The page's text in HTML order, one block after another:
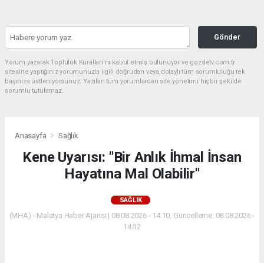
Gönder
Yorum yazarak Topluluk Kuralları’nı kabul etmiş bulunuyor ve gozdetv.com.tr
sitesine yaptığınız yorumunuzla ilgili doğrudan veya dolaylı tüm sorumluluğu tek
başınıza üstleniyorsunuz. Yazılan tüm yorumlardan site yönetimi hiçbir şekilde
sorumlu tutulamaz.
Anasayfa Sağlık
Kene Uyarısı: "Bir Anlık İhmal İnsan
Hayatına Mal Olabilir"
SAĞLIK
(MHA) - Malatya Haber Ajansı | 08.08.2026 - 14:10, Güncelleme: 08.08.2026 -
14:12